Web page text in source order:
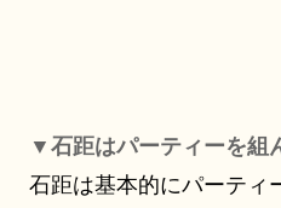
▼石距はパーティーを組
石距は基本的にパーティ